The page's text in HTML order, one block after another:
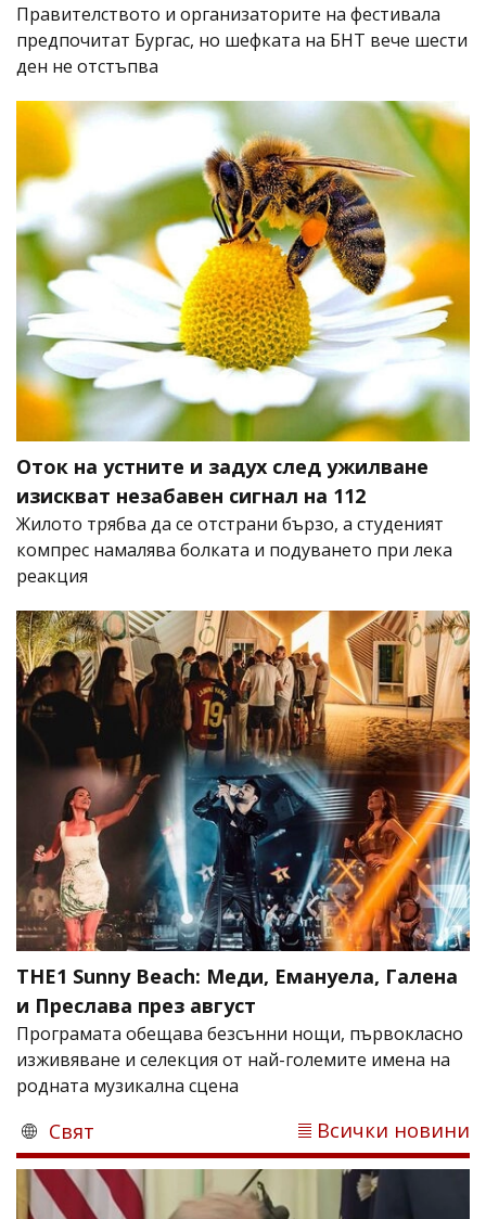
Правителството и организаторите на фестивала
предпочитат Бургас, но шефката на БНТ вече шести
ден не отстъпва
Оток на устните и задух след ужилване
изискват незабавен сигнал на 112
Жилото трябва да се отстрани бързо, а студеният
компрес намалява болката и подуването при лека
реакция
THE1 Sunny Beach: Меди, Емануела, Галена
и Преслава през август
Програмата обещава безсънни нощи, първокласно
изживяване и селекция от най-големите имена на
родната музикална сцена
Свят Всички новини